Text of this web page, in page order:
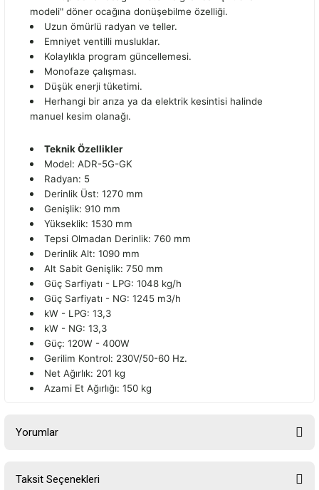
modeli" döner ocağına donüşebilme özelliği.
Uzun ömürlü radyan ve teller.
Emniyet ventilli musluklar.
Kolaylıkla program güncellemesi.
Monofaze çalışması.
Düşük enerji tüketimi.
Herhangi bir arıza ya da elektrik kesintisi halinde
manuel kesim olanağı.
Teknik Özellikler
Model: ADR-5G-GK
Radyan: 5
Derinlik Üst: 1270 mm
Genişlik: 910 mm
Yükseklik: 1530 mm
Tepsi Olmadan Derinlik: 760 mm
Derinlik Alt: 1090 mm
Alt Sabit Genişlik: 750 mm
Güç Sarfiyatı - LPG: 1048 kg/h
Güç Sarfiyatı - NG: 1245 m3/h
kW - LPG: 13,3
kW - NG: 13,3
Güç: 120W - 400W
Gerilim Kontrol: 230V/50-60 Hz.
Net Ağırlık: 201 kg
Azami Et Ağırlığı: 150 kg
Yorumlar
Taksit Seçenekleri